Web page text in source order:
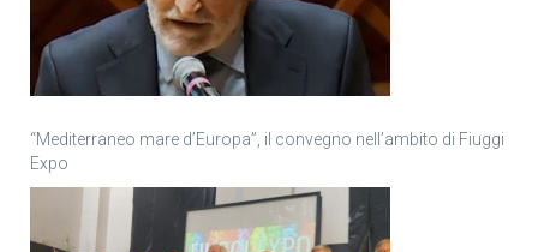
“Mediterraneo mare d’Europa”, il convegno nell’ambito di Fiuggi
Expo